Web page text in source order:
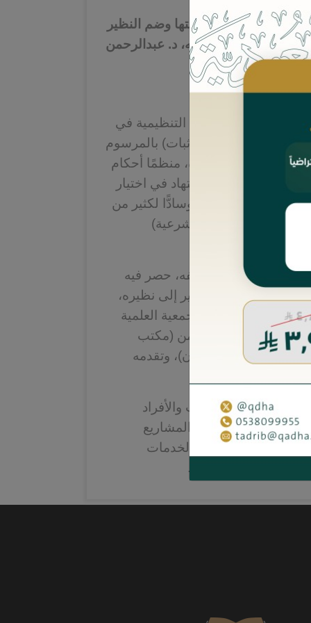
بحصر مسائله، وعنونتها وضم النظير
إلى ما استُثني منه، د. عبدالرحمن
المتطور في العجلة التنظيمية في
صدر (نظام الإثبات) بالمرسوم
الملكي رقم (م/43) وتاريخ 26/05/1443ه، منظمًا أحكام
وموحدًا الاجتهاد في اختيار
أكثر مسائل الإثبات، وسادًّا لكثير من
(المرافعات الشرعية)
مهم وجهد متميز لمؤلفه، حصر فيه
وعنونها، وضمَّ النظير إلى نظيره،
منه، تخرجه الجمعية العلمية
(قضاء) برعاية كريمة من (مكتب
- محامون ومستشارون)، وتقدمه
مع جميع الجهات والأفراد
بتقديم الدراسات والمشاريع
وتستعد لذلك بكافة الخدمات
-بإذن الله وتيسيره-.